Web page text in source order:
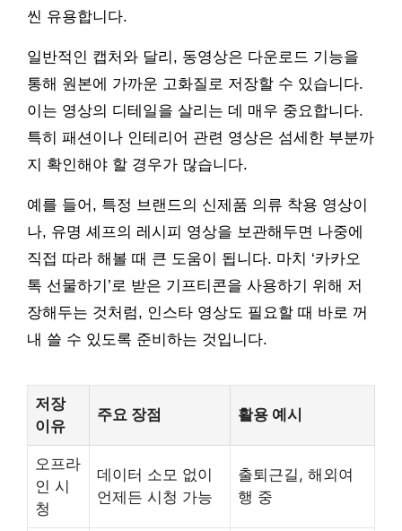
씬 유용합니다.
일반적인 캡처와 달리, 동영상은 다운로드 기능을
통해 원본에 가까운 고화질로 저장할 수 있습니다.
이는 영상의 디테일을 살리는 데 매우 중요합니다.
특히 패션이나 인테리어 관련 영상은 섬세한 부분까
지 확인해야 할 경우가 많습니다.
예를 들어, 특정 브랜드의 신제품 의류 착용 영상이
나, 유명 셰프의 레시피 영상을 보관해두면 나중에
직접 따라 해볼 때 큰 도움이 됩니다. 마치 ‘카카오
톡 선물하기’로 받은 기프티콘을 사용하기 위해 저
장해두는 것처럼, 인스타 영상도 필요할 때 바로 꺼
내 쓸 수 있도록 준비하는 것입니다.
저장
이유
주요 장점 활용 예시
오프라
인 시
청
데이터 소모 없이
언제든 시청 가능
출퇴근길, 해외여
행 중